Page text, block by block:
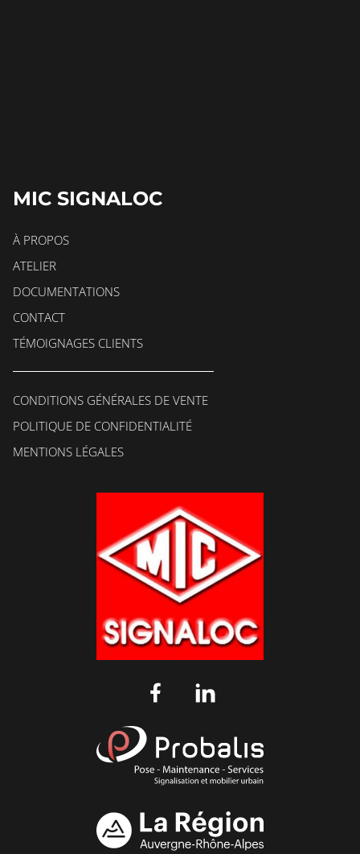
MIC SIGNALOC
À PROPOS
ATELIER
DOCUMENTATIONS
CONTACT
TÉMOIGNAGES CLIENTS
CONDITIONS GÉNÉRALES DE VENTE
POLITIQUE DE CONFIDENTIALITÉ
MENTIONS LÉGALES